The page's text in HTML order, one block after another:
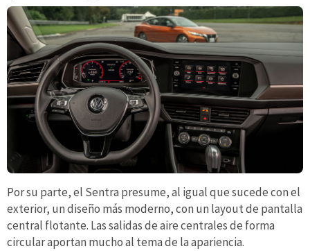
Por su parte, el Sentra presume, al igual que sucede con el
exterior, un diseño más moderno, con un layout de pantalla
central flotante. Las salidas de aire centrales de forma
circular aportan mucho al tema de la apariencia.